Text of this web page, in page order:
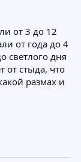
от 3 до 12
от года до 4
светлого дня
от стыда, что
размах и